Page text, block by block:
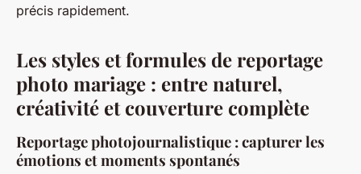
précis rapidement.
Les styles et formules de reportage
photo mariage : entre naturel,
créativité et couverture complète
Reportage photojournalistique : capturer les
émotions et moments spontanés